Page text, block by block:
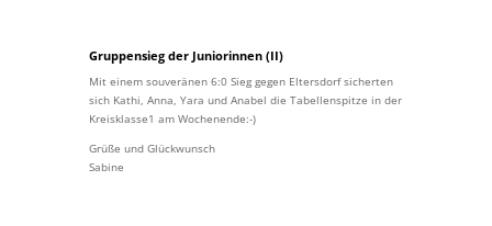
Gruppensieg der Juniorinnen (II)
Mit einem souveränen 6:0 Sieg gegen Eltersdorf sicherten
sich Kathi, Anna, Yara und Anabel die Tabellenspitze in der
Kreisklasse1 am Wochenende:-)
Grüße und Glückwunsch
Sabine